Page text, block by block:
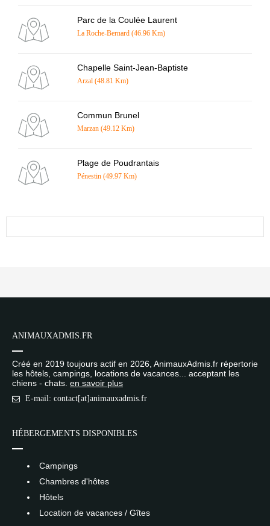
Parc de la Coulée Laurent
La Roche-Bernard (46.96 Km)
Chapelle Saint-Jean-Baptiste
Arzal (48.81 Km)
Commun Brunel
Marzan (49.12 Km)
Plage de Poudrantais
Pénestin (49.97 Km)
ANIMAUXADMIS.FR
Créé en 2019 toujours actif en 2026, AnimauxAdmis.fr répertorie
les hôtels, campings, locations de vacances... acceptant les
chiens - chats. en savoir plus
E-mail: contact[at]animauxadmis.fr
HÉBERGEMENTS DISPONIBLES
Campings
Chambres d'hôtes
Hôtels
Location de vacances / Gîtes